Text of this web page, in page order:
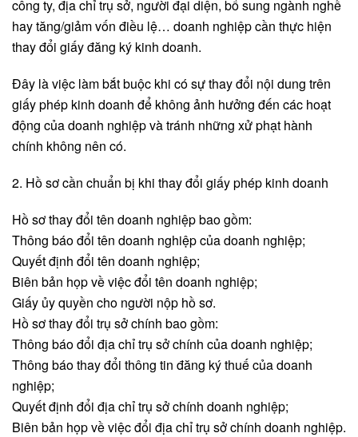
công ty, địa chỉ trụ sở, người đại diện, bổ sung ngành nghề
hay tăng/giảm vốn điều lệ… doanh nghiệp cần thực hiện
thay đổi giấy đăng ký kinh doanh.
Đây là việc làm bắt buộc khi có sự thay đổi nội dung trên
giấy phép kinh doanh để không ảnh hưởng đến các hoạt
động của doanh nghiệp và tránh những xử phạt hành
chính không nên có.
2. Hồ sơ cần chuẩn bị khi thay đổi giấy phép kinh doanh
Hồ sơ thay đổi tên doanh nghiệp bao gồm:
Thông báo đổi tên doanh nghiệp của doanh nghiệp;
Quyết định đổi tên doanh nghiệp;
Biên bản họp về việc đổi tên doanh nghiệp;
Giấy ủy quyền cho người nộp hồ sơ.
Hồ sơ thay đổi trụ sở chính bao gồm:
Thông báo đổi địa chỉ trụ sở chính của doanh nghiệp;
Thông báo thay đổi thông tin đăng ký thuế của doanh
nghiệp;
Quyết định đổi địa chỉ trụ sở chính doanh nghiệp;
Biên bản họp về việc đổi địa chỉ trụ sở chính doanh nghiệp.